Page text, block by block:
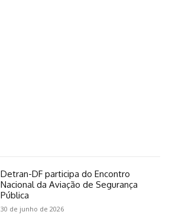
Detran-DF participa do Encontro
Nacional da Aviação de Segurança
Pública
30 de junho de 2026